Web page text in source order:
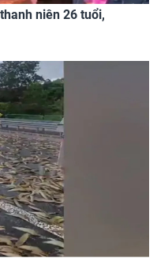
niên 26 tuổi,